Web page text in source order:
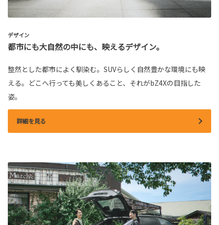
デザイン
都市にも大自然の中にも、映えるデザイン。
整然とした都市によく馴染む。SUVらしく自然豊かな環境にも映
える。どこへ行っても美しくあること、それがbZ4Xの目指した
姿。
詳細を見る